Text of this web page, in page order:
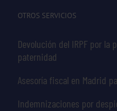
OTROS SERVICIOS
Devolución del IRPF por
paternidad
Asesoría fiscal en Madrid
Indemnizaciones por